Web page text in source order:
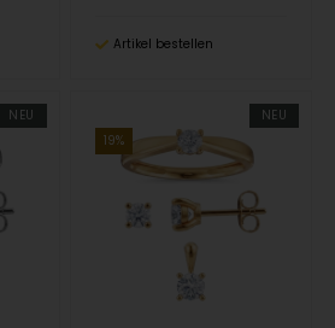
Artikel bestellen
NEU
NEU
19%